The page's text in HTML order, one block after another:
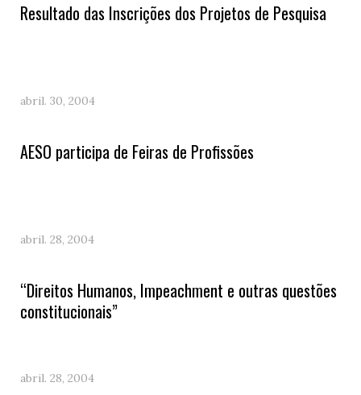
Resultado das Inscrições dos Projetos de Pesquisa
abril. 30, 2004
AESO participa de Feiras de Profissões
abril. 28, 2004
“Direitos Humanos, Impeachment e outras questões
constitucionais”
abril. 28, 2004